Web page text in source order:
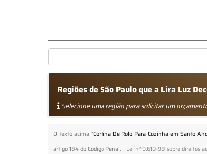
Regiões de São Paulo que a Lira Luz
Selecione uma região para solicitar um
O texto acima "Cortina De Rolo Para Cozinha em Santo
artigo 184 do Código Penal. – Lei n° 9.610-98 sobre direitos